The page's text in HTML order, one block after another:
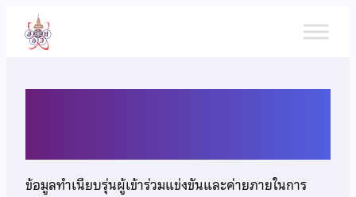
เนื้อหา
ข้อมูลทำเนียบรุ่นผู้เข้าร่วมแข่งขันและค่ายภายในการ